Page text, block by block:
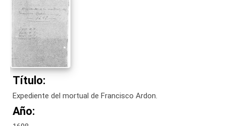
Título:
Expediente del mortual de Francisco Ardon.
Año: